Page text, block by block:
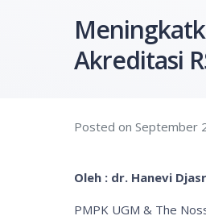
Akreditasi
Posted on September
Oleh : dr. Hanevi
PMPK UGM & The